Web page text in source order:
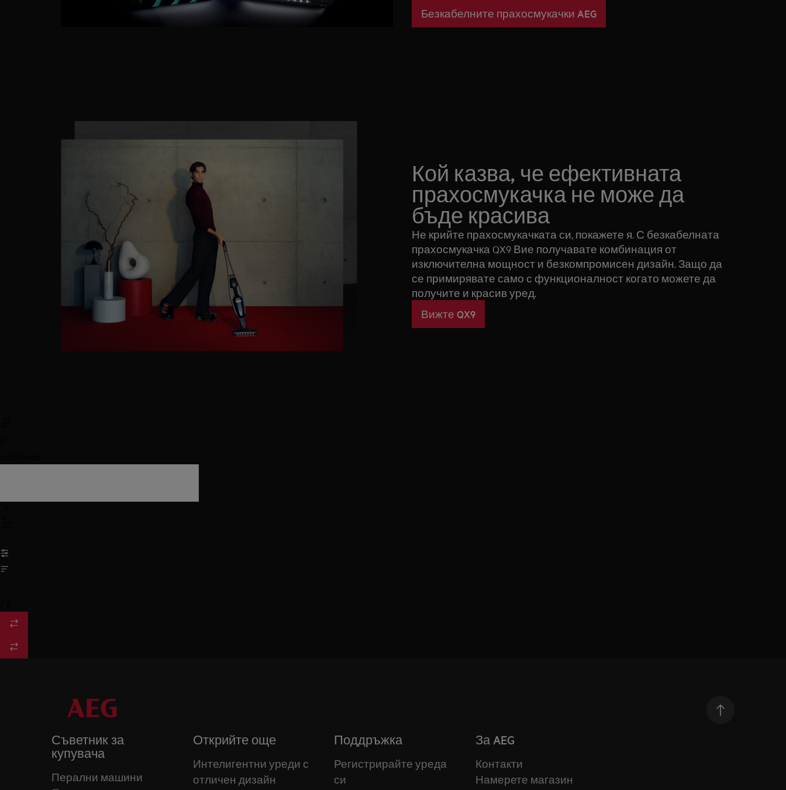
Безкабелните прахосмукачки AEG
Кой казва, че ефективната
прахосмукачка не може да
бъде красива
Не крийте прахосмукачката си, покажете я. С безкабелната
прахосмукачка QX9 Вие получавате комбинация от
изключителна мощност и безкомпромисен дизайн. Защо да
се примирявате само с функционалност когато можете да
получите и красив уред.
Вижте QX9
Съветник за
купувача
Перални машини
Открийте още
Интелигентни уреди с
отличен дизайн
Поддръжка
Регистрирайте уреда
си
За AEG
Контакти
Намерете магазин